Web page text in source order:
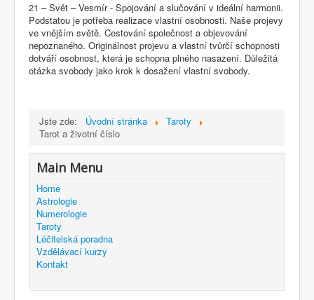
21 – Svět – Vesmír - Spojování a slučování v ideální harmonii.
Podstatou je potřeba realizace vlastní osobnosti. Naše projevy
ve vnějším světě. Cestování společnost a objevování
nepoznaného. Originálnost projevu a vlastní tvůrčí schopnosti
dotváří osobnost, která je schopna plného nasazení. Důležitá
otázka svobody jako krok k dosažení vlastní svobody.
Jste zde: Úvodní stránka
Taroty
Tarot a životní číslo
Main Menu
Home
Astrologie
Numerologie
Taroty
Léčitelská poradna
Vzdělávací kurzy
Kontakt